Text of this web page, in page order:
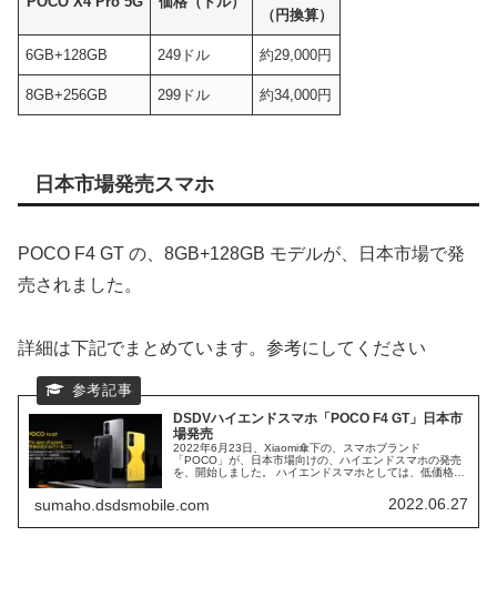
（円換算）
6GB+128GB 249ドル 約29,000円
8GB+256GB 299ドル 約34,000円
日本市場発売スマホ
POCO F4 GT の、8GB+128GB モデルが、日本市場で発
売されました。
詳細は下記でまとめています。参考にしてください
DSDVハイエンドスマホ「POCO F4 GT」日本市
場発売
2022年6月23日、Xiaomi傘下の、スマホブランド
「POCO」が、日本市場向けの、ハイエンドスマホの発売
を、開始しました。 ハイエンドスマホとしては、低価格で
ージカラーにしており、若い人に、人気が出そうな、スマ
ホとなっています。
sumaho.dsdsmobile.com 2022.06.27